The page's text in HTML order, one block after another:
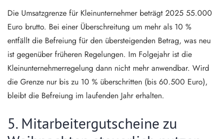
Die Umsatzgrenze für Kleinunternehmer beträgt 2025 55.000
Euro brutto. Bei einer Überschreitung um mehr als 10 %
entfällt die Befreiung für den übersteigenden Betrag, was neu
ist gegenüber früheren Regelungen. Im Folgejahr ist die
Kleinunternehmerregelung dann nicht mehr anwendbar. Wird
die Grenze nur bis zu 10 % überschritten (bis 60.500 Euro),
bleibt die Befreiung im laufenden Jahr erhalten.
5. Mitarbeitergutscheine zu